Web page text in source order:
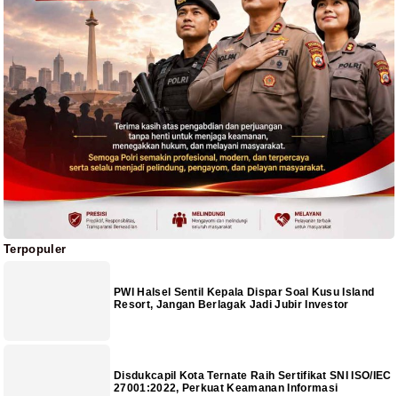
Terpopuler
PWI Halsel Sentil Kepala Dispar Soal Kusu Island
Resort, Jangan Berlagak Jadi Jubir Investor
Disdukcapil Kota Ternate Raih Sertifikat SNI ISO/IEC
27001:2022, Perkuat Keamanan Informasi